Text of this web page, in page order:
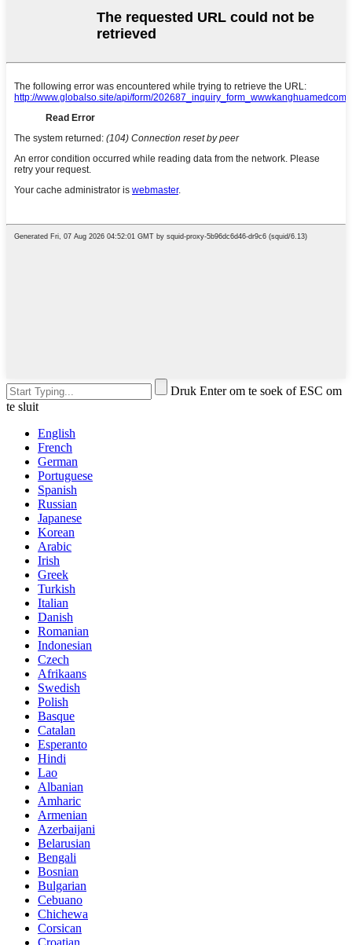
Druk Enter om te soek of ESC om
te sluit
English
French
German
Portuguese
Spanish
Russian
Japanese
Korean
Arabic
Irish
Greek
Turkish
Italian
Danish
Romanian
Indonesian
Czech
Afrikaans
Swedish
Polish
Basque
Catalan
Esperanto
Hindi
Lao
Albanian
Amharic
Armenian
Azerbaijani
Belarusian
Bengali
Bosnian
Bulgarian
Cebuano
Chichewa
Corsican